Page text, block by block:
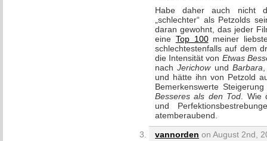
Habe daher auch nicht
„schlechter“ als Petzolds
daran gewohnt, das jeder
eine Top 100meiner
schlechtestenfalls auf dem
die Intensität von Etwas
nachJerichowundBarbara
und hätte ihn von Petzold
Bemerkenswerte
Besseres als den Tod .
und
atemberaubend.
vannorden on August 2nd,